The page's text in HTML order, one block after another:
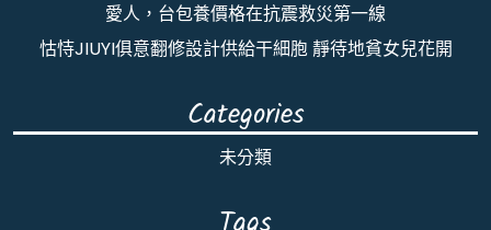
愛人，台包養價格在抗震救災第一線
怙恃JIUYI俱意翻修設計供給干細胞 靜待地貧女兒花開
Categories
未分類